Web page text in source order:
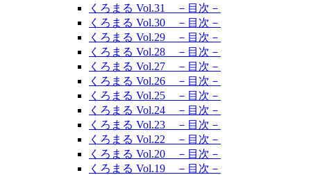
くろまる Vol.31 －目次－
くろまる Vol.30 －目次－
くろまる Vol.29 －目次－
くろまる Vol.28 －目次－
くろまる Vol.27 －目次－
くろまる Vol.26 －目次－
くろまる Vol.25 －目次－
くろまる Vol.24 －目次－
くろまる Vol.23 －目次－
くろまる Vol.22 －目次－
くろまる Vol.20 －目次－
くろまる Vol.19 －目次－